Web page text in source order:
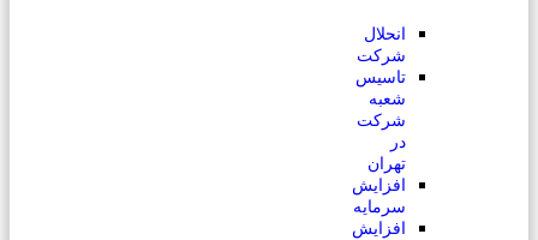
انحلال
شرکت
تاسیس
شعبه
شرکت
در
تهران
افزایش
سرمایه
افزایش